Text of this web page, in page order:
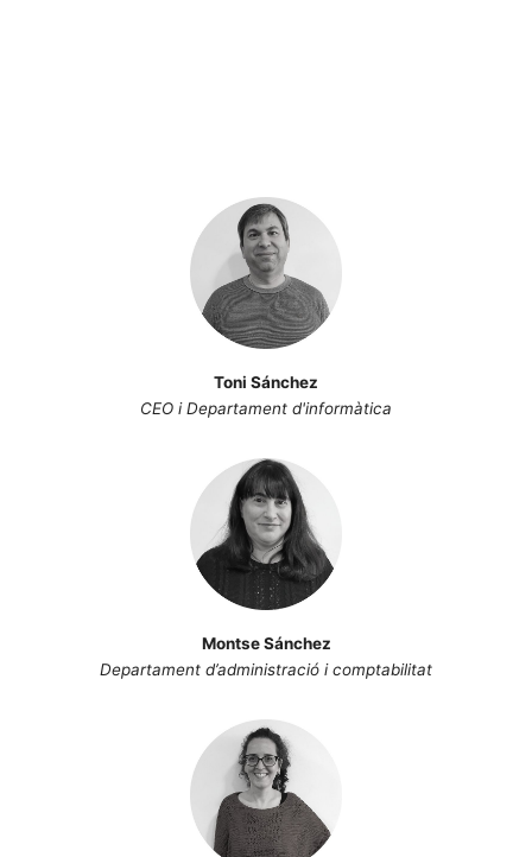
Toni Sánchez
CEO i Departament d'informàtica
Montse Sánchez
Departament d’administració i comptabilitat